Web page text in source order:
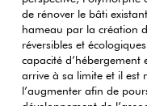
de rénover le bâti
hameau par la création
réversibles et
capacité d’hébergement
arrive à sa limite et il est
l’augmenter afin de